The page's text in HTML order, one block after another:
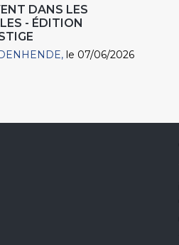
DANS LES
- ÉDITION
le 07/06/2026